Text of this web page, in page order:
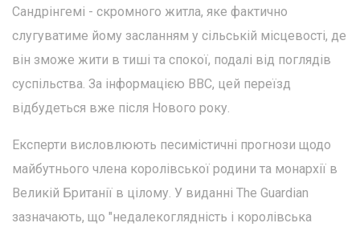
Сандрінгемі - скромного житла, яке фактично
слугуватиме йому засланням у сільській місцевості, де
він зможе жити в тиші та спокої, подалі від поглядів
суспільства. За інформацією BBC, цей переїзд
відбудеться вже після Нового року.
Експерти висловлюють песимістичні прогнози щодо
майбутнього члена королівської родини та монархії в
Великій Британії в цілому. У виданні The Guardian
зазначають, що "недалекоглядність і королівська